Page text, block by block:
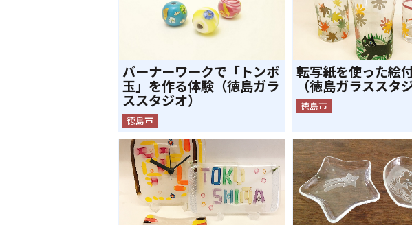
バーナーワークで「トンボ
玉」を作る体験（徳島ガラ
ススタジオ）
徳島市
転写紙を使った絵
（徳島ガラススタ
徳島市